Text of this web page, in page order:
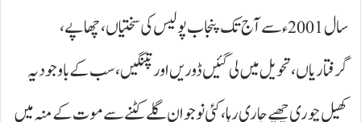
سال 2001ء سے آج تک پنجاب پولیس کی سختیاں، چھاپے،
گرفتاریاں، تحویل میں لی گئیں ڈوریں اور پتنگیں، سب کے باوجود یہ
کھیل چوری چھپے جاری رہا، کئی نوجوان گلے کٹنے سے موت کے منہ میں